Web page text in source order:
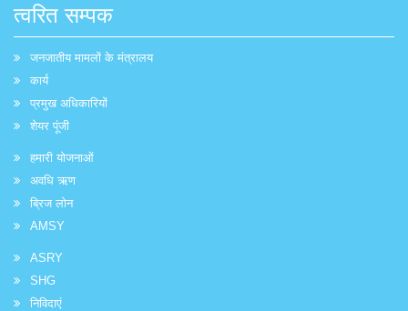
त्वरित सम्पक
जनजातीय मामलों के मंत्रालय
कार्य
प्रमुख अधिकारियों
शेयर पूंजी
हमारी योजनाओं
अवधि ऋण
ब्रिज लोन
AMSY
ASRY
SHG
निविदाएं